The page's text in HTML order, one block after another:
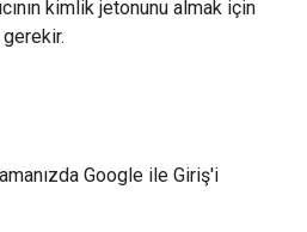
kimlik jetonunu almak için
Google ile Giriş'i